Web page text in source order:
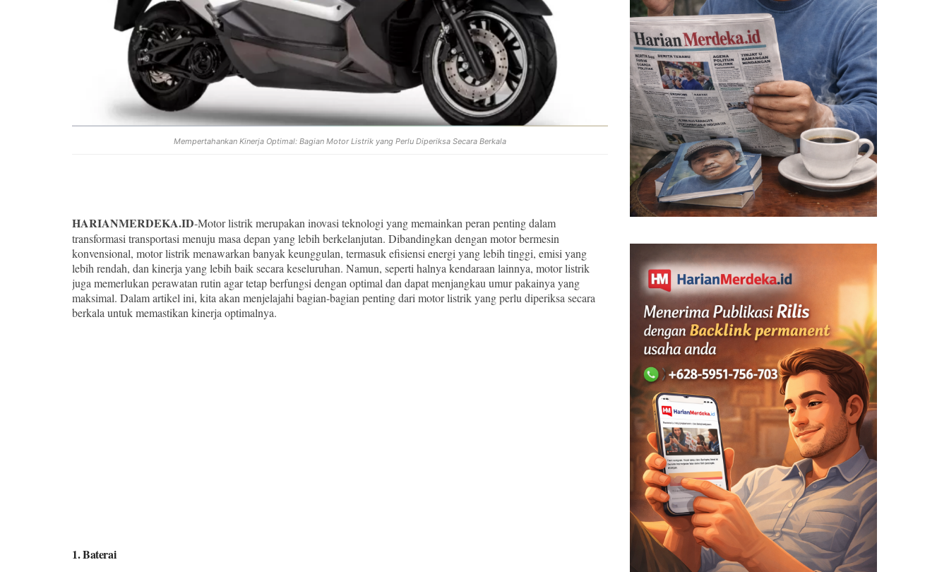
Mempertahankan Kinerja Optimal: Bagian Motor Listrik yang Perlu Diperiksa Secara Berkala
HARIANMERDEKA.ID-Motor listrik merupakan inovasi teknologi yang memainkan peran penting dalam
transformasi transportasi menuju masa depan yang lebih berkelanjutan. Dibandingkan dengan motor bermesin
konvensional, motor listrik menawarkan banyak keunggulan, termasuk efisiensi energi yang lebih tinggi, emisi yang
lebih rendah, dan kinerja yang lebih baik secara keseluruhan. Namun, seperti halnya kendaraan lainnya, motor listrik
juga memerlukan perawatan rutin agar tetap berfungsi dengan optimal dan dapat menjangkau umur pakainya yang
maksimal. Dalam artikel ini, kita akan menjelajahi bagian-bagian penting dari motor listrik yang perlu diperiksa secara
berkala untuk memastikan kinerja optimalnya.
1.Baterai